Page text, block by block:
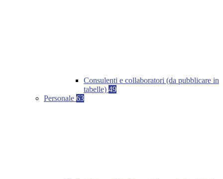
Consulenti e collaboratori (da pubblicare in
tabelle) 49
Personale 63